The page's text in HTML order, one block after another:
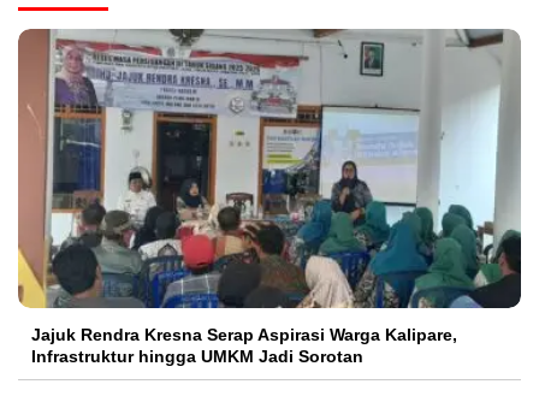
Jajuk Rendra Kresna Serap Aspirasi Warga Kalipare,
Infrastruktur hingga UMKM Jadi Sorotan